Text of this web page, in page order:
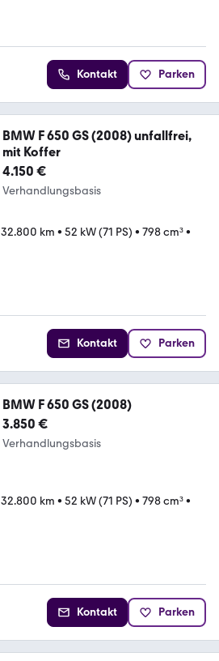
Kontakt Parken
BMW F 650 GS (2008) unfallfrei,
mit Koffer
4.150 €
Verhandlungsbasis
32.800 km • 52 kW (71 PS) • 798 cm³•
Kontakt Parken
BMW F 650 GS (2008)
3.850 €
Verhandlungsbasis
32.800 km • 52 kW (71 PS) • 798 cm³•
Kontakt Parken